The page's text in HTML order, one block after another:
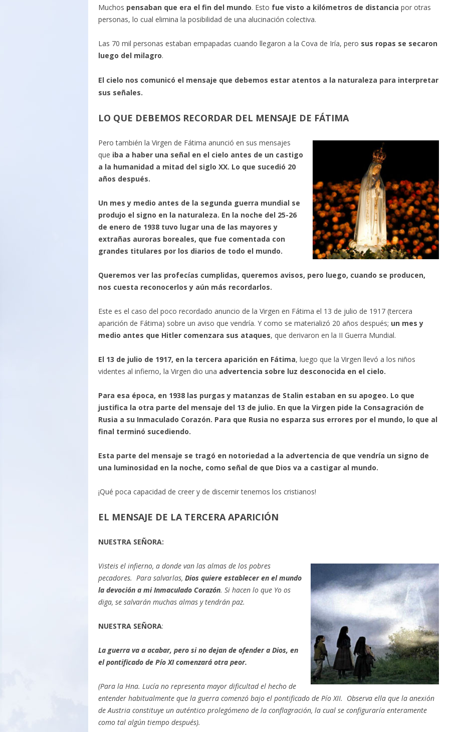
Muchos pensaban que era el fin del mundo. Esto fue visto a kilómetros de distancia por otras
personas, lo cual elimina la posibilidad de una alucinación colectiva.
Las 70 mil personas estaban empapadas cuando llegaron a la Cova de Iría, pero sus ropas se secaron
luego del milagro.
El cielo nos comunicó el mensaje que debemos estar atentos a la naturaleza para interpretar
sus señales.
LO QUE DEBEMOS RECORDAR DEL MENSAJE DE FÁTIMA
Pero también la Virgen de Fátima anunció en sus mensajes
que iba a haber una señal en el cielo antes de un castigo
a la humanidad a mitad del siglo XX. Lo que sucedió 20
años después.
Un mes y medio antes de la segunda guerra mundial se
produjo el signo en la naturaleza. En la noche del 25-26
de enero de 1938 tuvo lugar una de las mayores y
extrañas auroras boreales, que fue comentada con
grandes titulares por los diarios de todo el mundo.
Queremos ver las profecías cumplidas, queremos avisos, pero luego, cuando se producen,
nos cuesta reconocerlos y aún más recordarlos.
Este es el caso del poco recordado anuncio de la Virgen en Fátima el 13 de julio de 1917 (tercera
aparición de Fátima) sobre un aviso que vendría. Y como se materializó 20 años después; un mes y
medio antes que Hitler comenzara sus ataques, que derivaron en la II Guerra Mundial.
El 13 de julio de 1917, en la tercera aparición en Fátima, luego que la Virgen llevó a los niños
videntes al infierno, la Virgen dio una advertencia sobre luz desconocida en el cielo.
Para esa época, en 1938 las purgas y matanzas de Stalin estaban en su apogeo. Lo que
justifica la otra parte del mensaje del 13 de julio. En que la Virgen pide la Consagración de
Rusia a su Inmaculado Corazón. Para que Rusia no esparza sus errores por el mundo, lo que al
final terminó sucediendo.
Esta parte del mensaje se tragó en notoriedad a la advertencia de que vendría un signo de
una luminosidad en la noche, como señal de que Dios va a castigar al mundo.
¡Qué poca capacidad de creer y de discernir tenemos los cristianos!
EL MENSAJE DE LA TERCERA APARICIÓN
NUESTRA SEÑORA:
Visteis el infierno, a donde van las almas de los pobres
pecadores. Para salvarlas, Dios quiere establecer en el mundo
la devoción a mi Inmaculado Corazón. Si hacen lo que Yo os
diga, se salvarán muchas almas y tendrán paz.
NUESTRA SEÑORA:
La guerra va a acabar, pero si no dejan de ofender a Dios, en
el pontificado de Pío XI comenzará otra peor.
(Para la Hna. Lucía no representa mayor dificultad el hecho de
entender habitualmente que la guerra comenzó bajo el pontificado de Pío XII. Observa ella que la anexión
de Austria constituye un auténtico prolegómeno de la conflagración, la cual se configuraría enteramente
como tal algún tiempo después).